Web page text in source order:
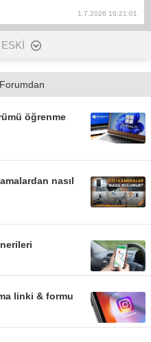
1.7.2026 16:21:01
Forumdan
öğrenme
nasıl
linki & formu